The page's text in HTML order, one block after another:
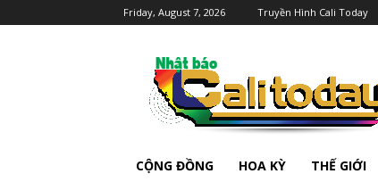
Friday, August 7, 2026 Truyền Hình Cali Today
CỘNG ĐỒNG HOA KỲ THẾ GIỚI